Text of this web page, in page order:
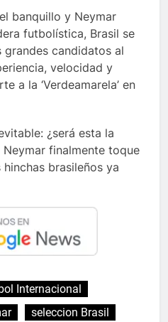
banquillo y Neymar
futbolística, Brasil se
candidatos al
velocidad y
a la ‘Verdeamarela’ en
¿será esta la
finalmente toque
brasileños ya
Internacional
seleccion Brasil